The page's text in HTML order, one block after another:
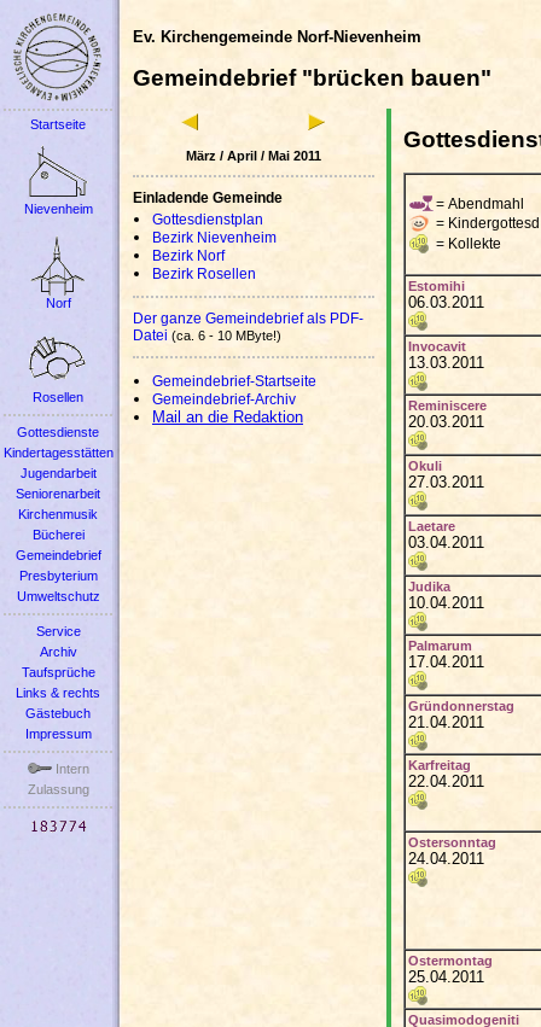
Ev. Kirchengemeinde Norf-Nievenheim
Gemeindebrief "brücken bauen"
Startseite
Nievenheim
Norf
Rosellen
Gottesdienste
Kindertagesstätten
Jugendarbeit
Seniorenarbeit
Kirchenmusik
Bücherei
Gemeindebrief
Presbyterium
Umweltschutz
Service
Archiv
Taufsprüche
Links & rechts
Gästebuch
Impressum
Intern
Zulassung
März / April / Mai 2011
Einladende Gemeinde
Gottesdienstplan
Bezirk Nievenheim
Bezirk Norf
Bezirk Rosellen
Der ganze Gemeindebrief als PDF-
Datei (ca. 6 - 10 MByte!)
Gemeindebrief-Startseite
Gemeindebrief-Archiv
Mail an die Redaktion
= Abendmahl
=
= Kollekte
Estomihi
06.03.2011
Invocavit
13.03.2011
Reminiscere
20.03.2011
Okuli
27.03.2011
Laetare
03.04.2011
Judika
10.04.2011
Palmarum
17.04.2011
Gründonnerstag
21.04.2011
Karfreitag
22.04.2011
Ostersonntag
24.04.2011
Ostermontag
25.04.2011
Quasimodogeniti